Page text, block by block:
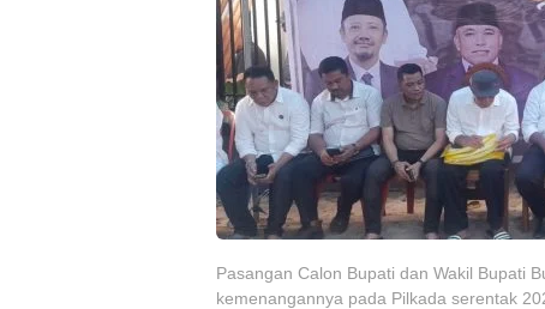
Pasangan Calon Bupati dan Wakil Bupati
kemenangannya pada Pilkada serentak